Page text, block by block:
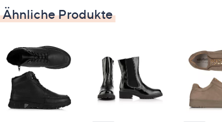
Ähnliche Produkte